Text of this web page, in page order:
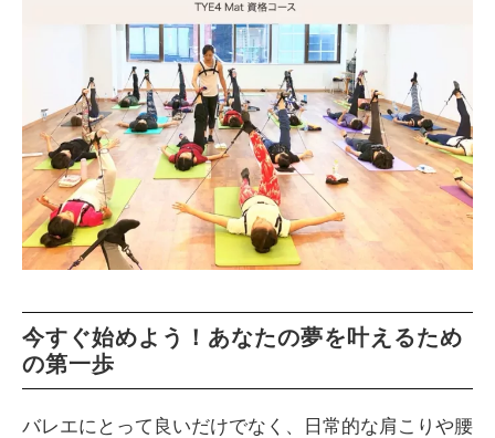
今すぐ始めよう！あなたの夢を叶えるため
の第一歩
バレエにとって良いだけでなく、日常的な肩こりや腰